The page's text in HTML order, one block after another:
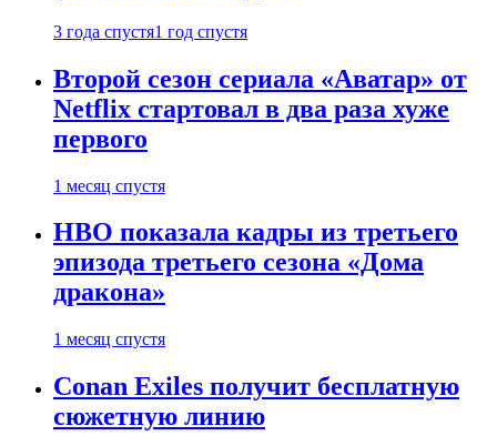
3 года спустя1 год спустя
Второй сезон сериала «Аватар» от
Netflix стартовал в два раза хуже
первого
1 месяц спустя
HBO показала кадры из третьего
эпизода третьего сезона «Дома
дракона»
1 месяц спустя
Conan Exiles получит бесплатную
сюжетную линию